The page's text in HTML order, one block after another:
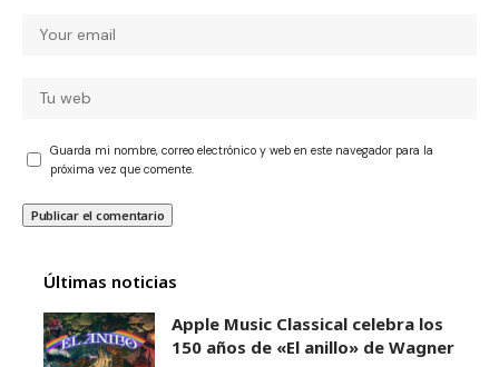
Guarda mi nombre, correo electrónico y web en este navegador para la
próxima vez que comente.
Últimas noticias
Apple Music Classical celebra los
150 años de «El anillo» de Wagner